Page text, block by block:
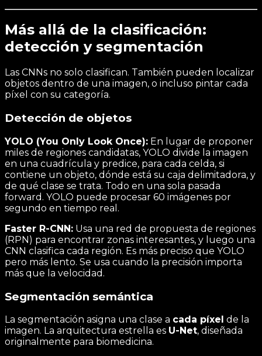
Más allá de la clasificación:
detección y segmentación
Las CNNs no solo clasifican. También pueden localizar
objetos dentro de una imagen, o incluso pintar cada
píxel con su categoría.
Detección de objetos
YOLO (You Only Look Once): En lugar de proponer
miles de regiones candidatas, YOLO divide la imagen
en una cuadrícula y predice, para cada celda, si
contiene un objeto, dónde está su caja delimitadora, y
de qué clase se trata. Todo en una sola pasada
forward. YOLO puede procesar 60 imágenes por
segundo en tiempo real.
Faster R-CNN: Usa una red de propuesta de regiones
(RPN) para encontrar zonas interesantes, y luego una
CNN clasifica cada región. Es más preciso que YOLO
pero más lento. Se usa cuando la precisión importa
más que la velocidad.
Segmentación semántica
La segmentación asigna una clase a cada píxel de la
imagen. La arquitectura estrella es U-Net, diseñada
originalmente para biomedicina.